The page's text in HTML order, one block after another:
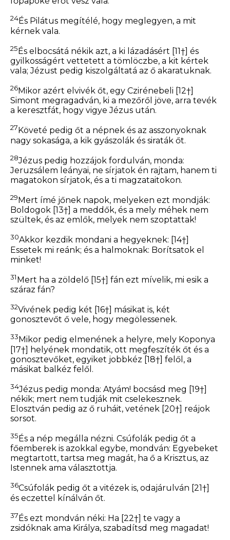
24És Pilátus megítélé, hogy meglegyen, a mit
kérnek vala.
25És elbocsátá nékik azt, a ki lázadásért [11†] és
gyilkosságért vettetett a tömlöczbe, a kit kértek
vala; Jézust pedig kiszolgáltatá az ő akaratuknak.
26Mikor azért elvivék őt, egy Czirénebeli [12†]
Simont megragadván, ki a mezőről jöve, arra tevék
a keresztfát, hogy vigye Jézus után.
27 Követé pedig őt a népnek és az asszonyoknak
nagy sokasága, a kik gyászolák és siraták őt.
28Jézus pedig hozzájok fordulván, monda:
Jeruzsálem leányai, ne sírjatok én rajtam, hanem ti
magatokon sírjatok, és a ti magzataitokon.
29 Mert ímé jőnek napok, melyeken ezt mondják:
Boldogok [13†] a meddők, és a mely méhek nem
szültek, és az emlők, melyek nem szoptattak!
30Akkor kezdik mondani a hegyeknek: [14†]
Essetek mi reánk; és a halmoknak: Borítsatok el
minket!
31Mert ha a zöldelő [15†] fán ezt mívelik, mi esik a
száraz fán?
32Vivének pedig két [16†] másikat is, két
gonosztevőt ő vele, hogy megölessenek.
33 Mikor pedig elmenének a helyre, mely Koponya
[17†] helyének mondatik, ott megfeszíték őt és a
gonosztevőket, egyiket jobbkéz [18†] felől, a
másikat balkéz felől.
34Jézus pedig monda: Atyám! bocsásd meg [19†]
nékik; mert nem tudják mit cselekesznek.
Elosztván pedig az ő ruháit, vetének [20†] reájok
sorsot.
35 És a nép megálla nézni. Csúfolák pedig őt a
főemberek is azokkal egybe, mondván: Egyebeket
megtartott, tartsa meg magát, ha ő a Krisztus, az
Istennek ama választottja.
36Csúfolák pedig őt a vitézek is, odajárulván [21†]
és eczettel kínálván őt.
37És ezt mondván néki: Ha [22†] te vagy a
zsidóknak ama Királya, szabadítsd meg magadat!